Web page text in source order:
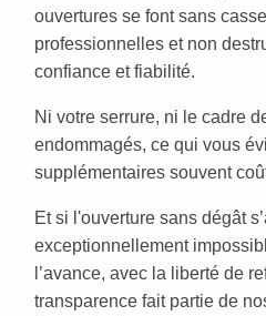
ouvertures se font sans
professionnelles et non
confiance et fiabilité.
Ni votre serrure, ni le cadre
endommagés, ce qui vous
supplémentaires souvent
Et si l'ouverture sans dégât
exceptionnellement
l’avance, avec la liberté de
transparence fait partie de